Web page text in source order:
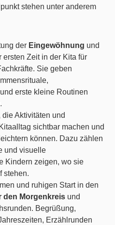
stehen unter anderem
der Eingewöhnung und
ersten Zeit in der Kita für
Sie geben
erste kleine Routinen
die Aktivitäten und
sichtbar machen und
können. Dazu zählen
und visuelle
Kindern zeigen, wo sie
stehen.
und ruhigen Start in den
den Morgenkreis und
Begrüßung,
Erzählrunden